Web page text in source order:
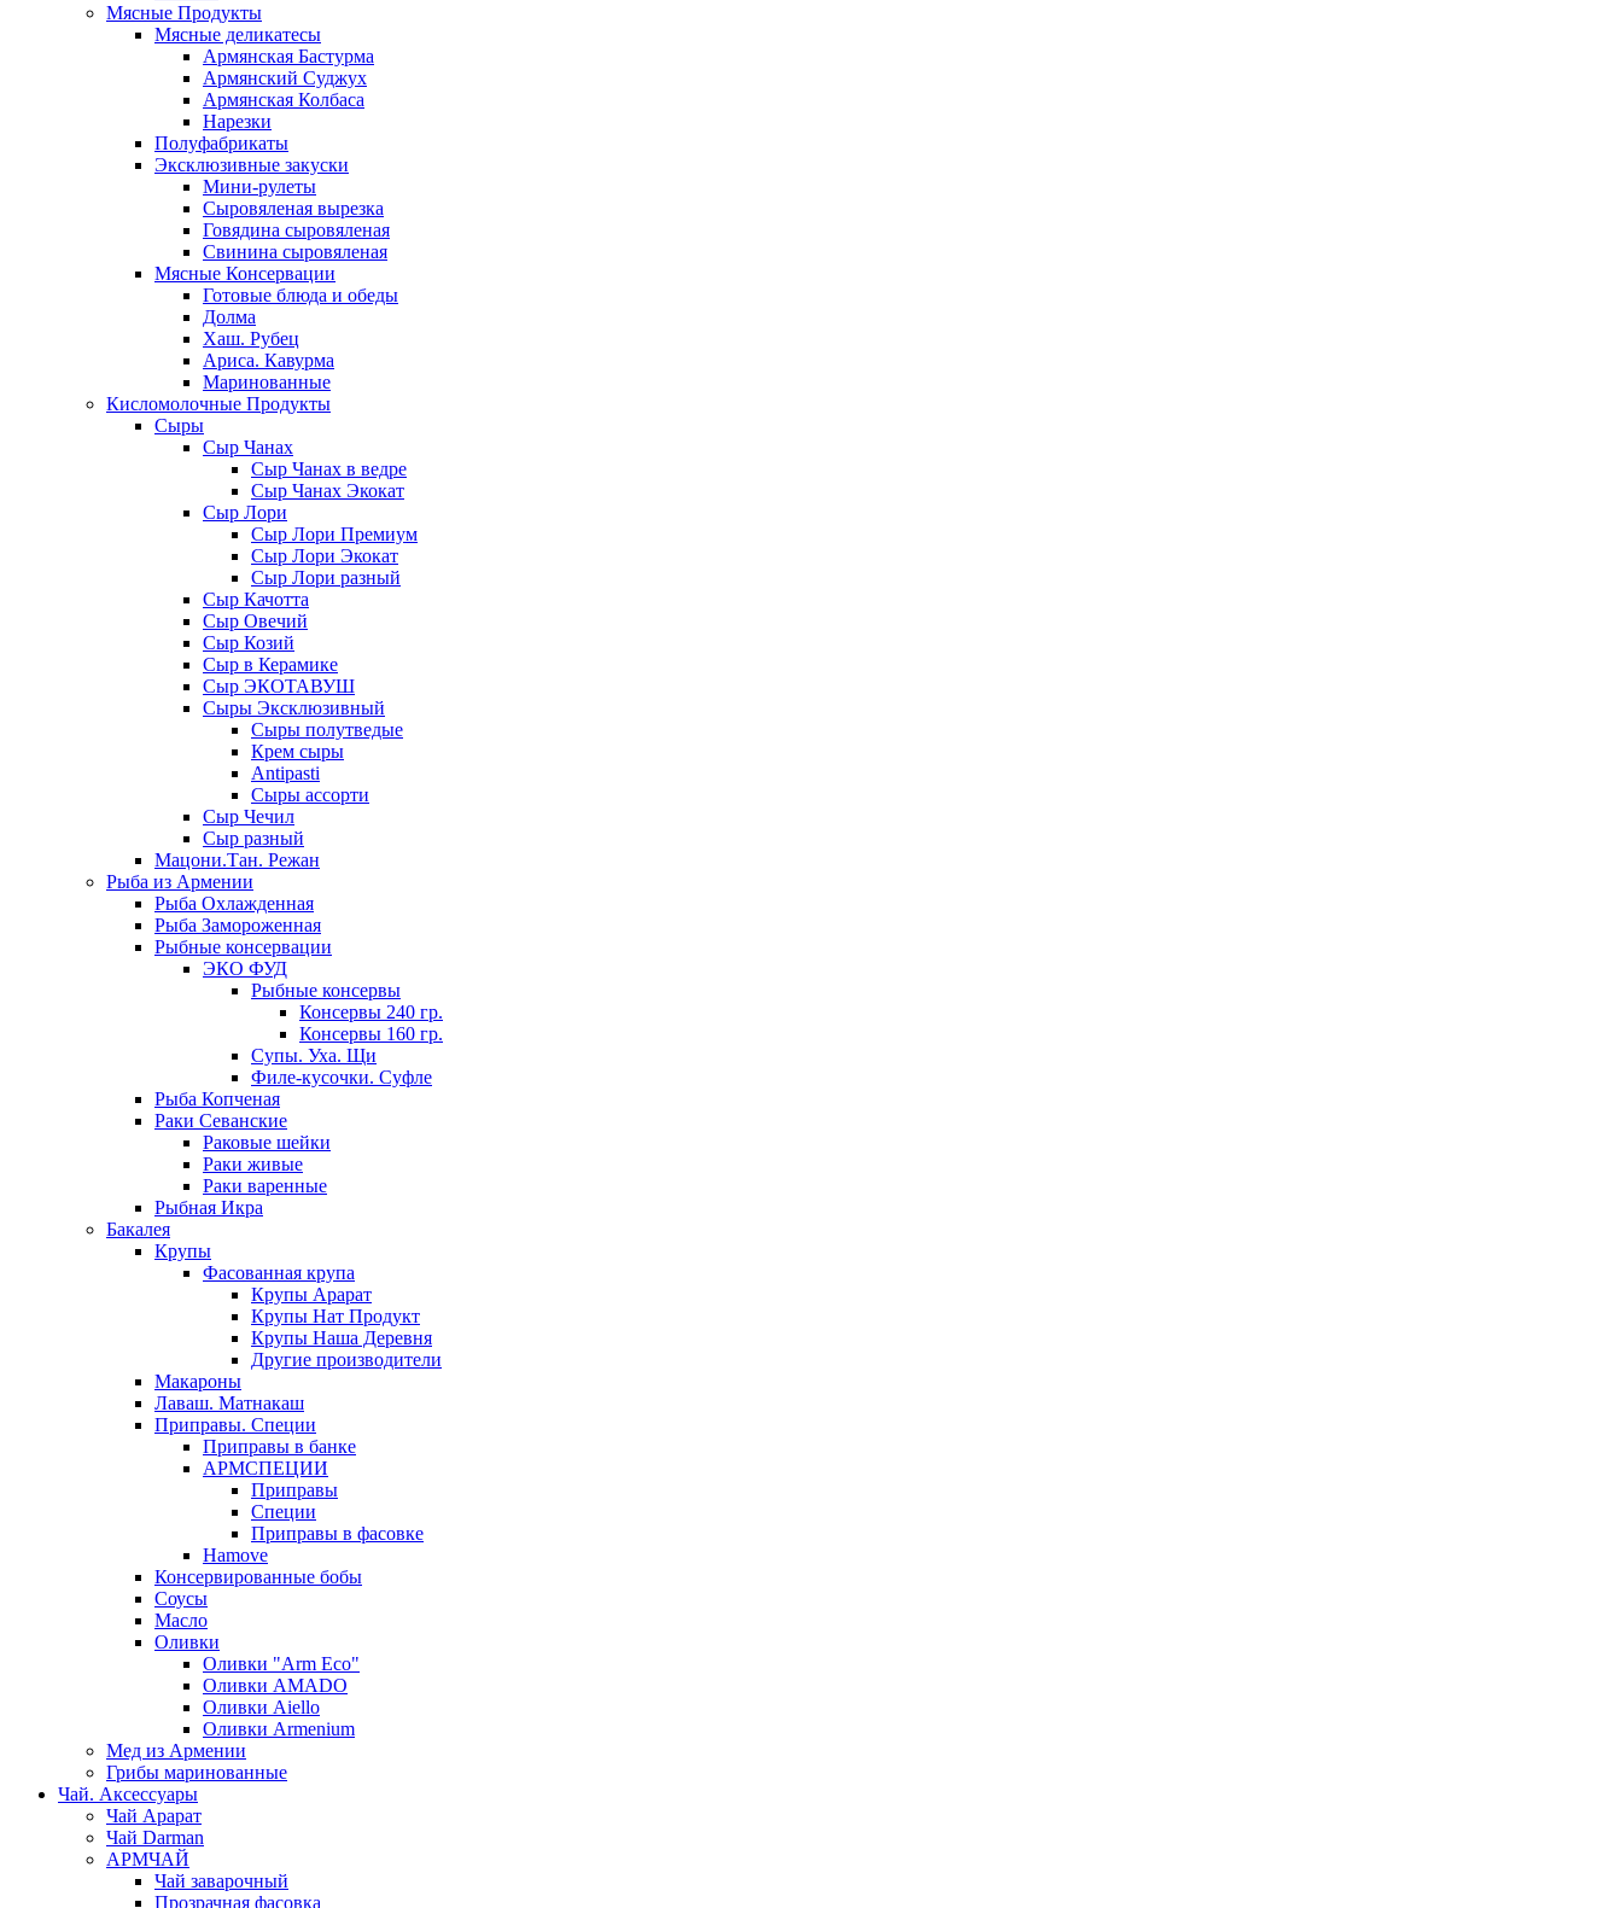
Мясные Продукты
Мясные деликатесы
Армянская Бастурма
Армянский Суджух
Армянская Колбаса
Нарезки
Полуфабрикаты
Эксклюзивные закуски
Мини-рулеты
Сыровяленая вырезка
Говядина сыровяленая
Свинина сыровяленая
Мясные Консервации
Готовые блюда и обеды
Долма
Хаш. Рубец
Ариса. Кавурма
Маринованные
Кисломолочные Продукты
Сыры
Сыр Чанах
Сыр Чанах в ведре
Сыр Чанах Экокат
Сыр Лори
Сыр Лори Премиум
Сыр Лори Экокат
Сыр Лори разный
Сыр Качотта
Сыр Овечий
Сыр Козий
Сыр в Керамике
Сыр ЭКОТАВУШ
Сыры Эксклюзивный
Сыры полутведые
Крем сыры
Antipasti
Сыры ассорти
Сыр Чечил
Сыр разный
Мацони.Тан. Режан
Рыба из Армении
Рыба Охлажденная
Рыба Замороженная
Рыбные консервации
ЭКО ФУД
Рыбные консервы
Консервы 240 гр.
Консервы 160 гр.
Супы. Уха. Щи
Филе-кусочки. Суфле
Рыба Копченая
Раки Севанские
Раковые шейки
Раки живые
Раки варенные
Рыбная Икра
Бакалея
Крупы
Фасованная крупа
Крупы Арарат
Крупы Нат Продукт
Крупы Наша Деревня
Другие производители
Макароны
Лаваш. Матнакаш
Приправы. Специи
Приправы в банке
АРМСПЕЦИИ
Приправы
Специи
Приправы в фасовке
Hamove
Консервированные бобы
Соусы
Масло
Оливки
Оливки "Arm Eco"
Оливки AMADO
Оливки Aiello
Оливки Armenium
Мед из Армении
Грибы маринованные
Чай. Аксессуары
Чай Арарат
Чай Darman
АРМЧАЙ
Чай заварочный
Прозрачная фасовка